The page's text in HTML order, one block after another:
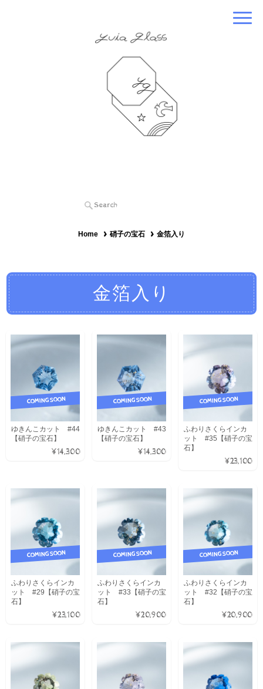
Home 硝子の宝石 金箔入り
金箔入り
COMING SOON
ゆきんこカット #44
【硝子の宝石】
¥14,300
COMING SOON
ゆきんこカット #43
【硝子の宝石】
¥14,300
COMING SOON
ふわりさくらインカ
ット #35【硝子の宝
石】
¥23,100
COMING SOON
ふわりさくらインカ
ット #29【硝子の宝
石】
¥23,100
COMING SOON
ふわりさくらインカ
ット #33【硝子の宝
石】
¥20,900
COMING SOON
ふわりさくらインカ
ット #32【硝子の宝
石】
¥20,900